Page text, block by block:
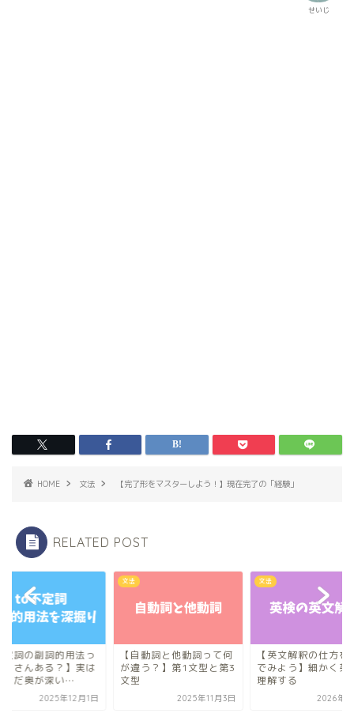
せいじ
HOME 文法 【完了形をマスターしよう！】現在完了の「経験」
RELATED POST
定詞の副詞的用法っ
くさんある？】実は
まだ奥が深い…
2025年12月1日
文法
【自動詞と他動詞って何
が違う？】第1文型と第3
文型
2025年11月3日
文法
【英文解釈の仕方を
でみよう】細かく英
理解する
2026年7